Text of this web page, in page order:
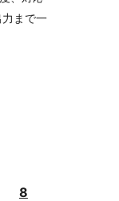
まで一
8